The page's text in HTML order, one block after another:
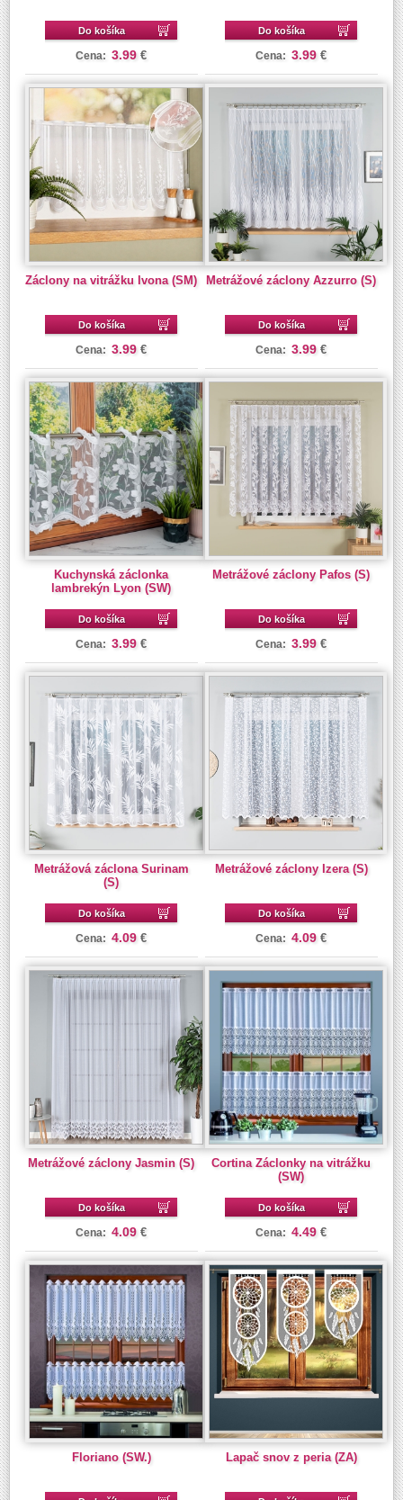
Do košíka
Cena: 3.99 €
Do košíka
Cena: 3.99 €
Záclony na vitrážku Ivona (SM)
Do košíka
Cena: 3.99 €
Metrážové záclony Azzurro (S)
Do košíka
Cena: 3.99 €
Kuchynská záclonka
lambrekýn Lyon (SW)
Do košíka
Cena: 3.99 €
Metrážové záclony Pafos (S)
Do košíka
Cena: 3.99 €
Metrážová záclona Surinam
(S)
Do košíka
Cena: 4.09 €
Metrážové záclony Izera (S)
Do košíka
Cena: 4.09 €
Metrážové záclony Jasmin (S)
Do košíka
Cena: 4.09 €
Cortina Záclonky na vitrážku
(SW)
Do košíka
Cena: 4.49 €
Floriano (SW.) Lapač snov z peria (ZA)